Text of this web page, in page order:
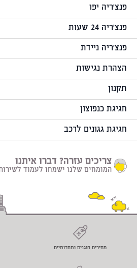
פנצ'ריה יפו
פנצ'ריה 24 שעות
פנצ'ריה ניידת
הצהרת נגישות
תקנון
חגיגת כנפוצון
חגיגת גגונים לרכב
צריכים עזרה? דברו איתנו
המומחים שלנו ישמחו לעמוד
מחירים הוגנים ותחרותיים